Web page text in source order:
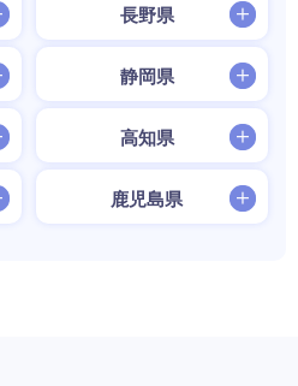
長野県
静岡県
高知県
鹿児島県